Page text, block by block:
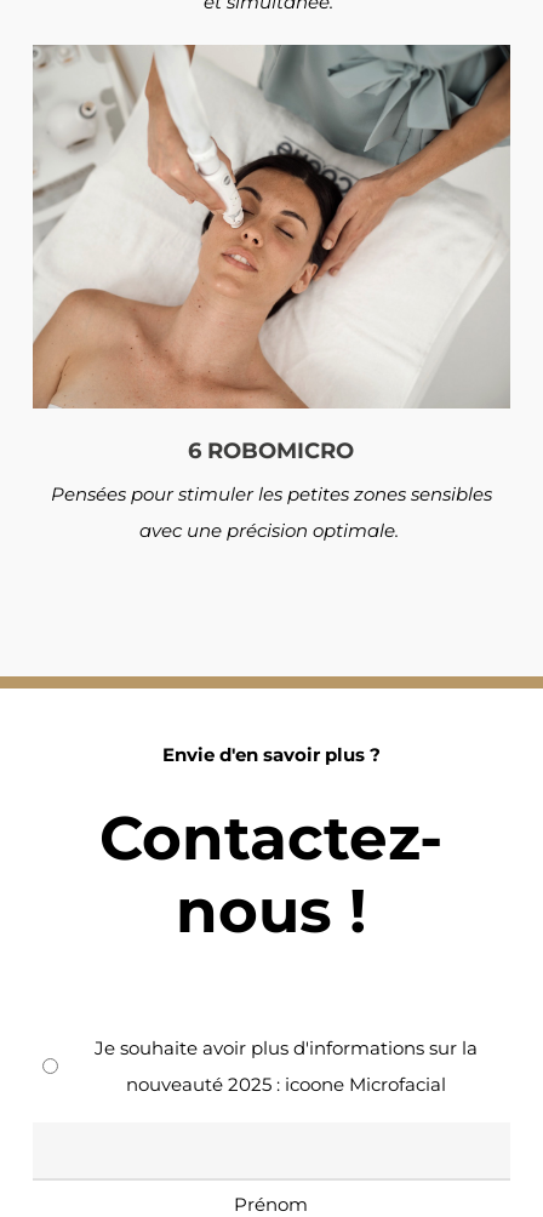
6 ROBOMICRO
Pensées pour stimuler les petites zones sensibles
avec une précision optimale.
Envie d'en savoir plus ?
Contactez-
nous !
Je souhaite avoir plus d'informations sur la
nouveauté 2025 : icoone Microfacial
Prénom